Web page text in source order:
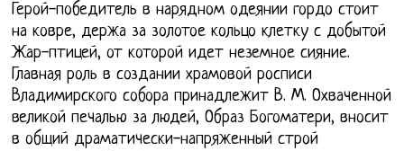
Герой-победитель в нарядном одеянии гордо стоит
на ковре, держа за золотое кольцо клетку с добытой
Жар-птицей, от которой идет неземное сияние.
Главная роль в создании храмовой росписи
Владимирского собора принадлежит В. М. Охваченной
великой печалью за людей, Образ Богоматери, вносит
в общий драматически-напряженный строй